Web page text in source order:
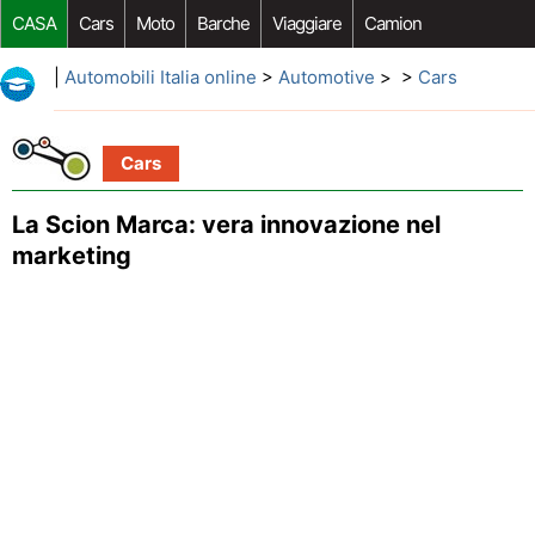
CASA Cars Moto Barche Viaggiare Camion
Riparazione Auto Acquisto Auto Car Opzioni Aftermarket
Automobili Italia online > Automotive > > Cars
Cars
La Scion Marca: vera innovazione nel
marketing